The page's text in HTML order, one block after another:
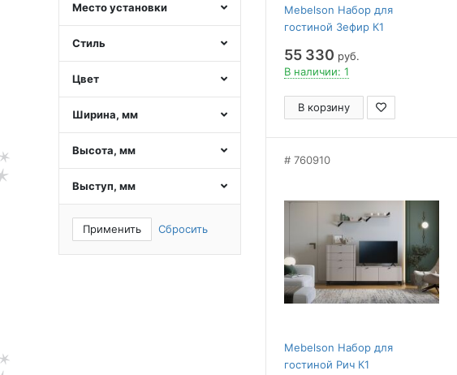
Место установки
Стиль
Цвет
Ширина, мм
Высота, мм
Выступ, мм
Применить Сбросить
Mebelson Набор для
гостиной Зефир К1
55 330 руб.
В наличии: 1
В корзину
760910
Mebelson Набор для
гостиной Рич К1